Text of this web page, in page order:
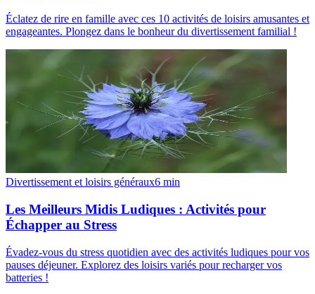
Éclatez de rire en famille avec ces 10 activités de loisirs amusantes et
engageantes. Plongez dans le bonheur du divertissement familial !
Divertissement et loisirs généraux6 min
Les Meilleurs Midis Ludiques : Activités pour
Échapper au Stress
Évadez-vous du stress quotidien avec des activités ludiques pour vos
pauses déjeuner. Explorez des loisirs variés pour recharger vos
batteries !